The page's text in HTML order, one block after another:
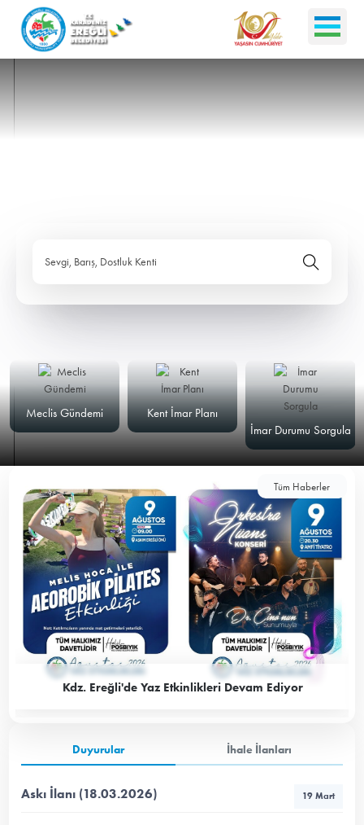
Sevgi, Barış, Dostluk Kenti
Meclis Gündemi
Kent İmar Planı
İmar Durumu Sorgula
Tüm Haberler
Kdz. Ereğli'de Yaz Etkinlikleri Devam Ediyor
Duyurular İhale İlanları
Askı İlanı (18.03.2026) 19 Mart